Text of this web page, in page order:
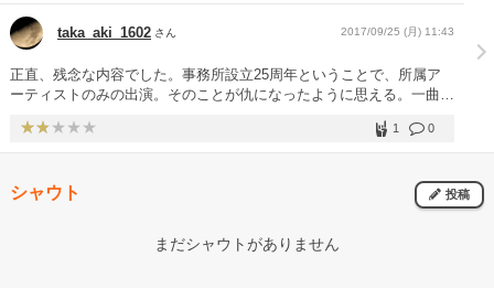
と、やっぱりスペシャルの大野さんのルパン、最高でした。生で聞け
て本当に良かった。 長澤くんも山さんも秦さんも松室くんも、皆楽
しそうにしており、ほっこりしたいいライブでした。
taka_aki_1602 さん 2017/09/25 (月) 11:43
正直、残念な内容でした。事務所設立25周年ということで、所属ア
ーティストのみの出演。そのことが仇になったように思える。一曲毎
更やらでステージ上でスタッフがウロウロ。時にはアーティストもウ
ロウロ…。事前の企画であったリクエスト。せめてリクエストの多か
んが、中には「その歌のそのフレーズ、あなたが歌う？？？」と思う
コラボもありました。そんな中、11月にメジャーデビューが決まっ
ている松室政哉は終始輝いていた。ほとんどの楽曲に絡んでいたらし
く身内では「松室キャンプ」と言われたらしい。 松室の伸びのある
0
1
シャウト 投稿
まだシャウトがありません